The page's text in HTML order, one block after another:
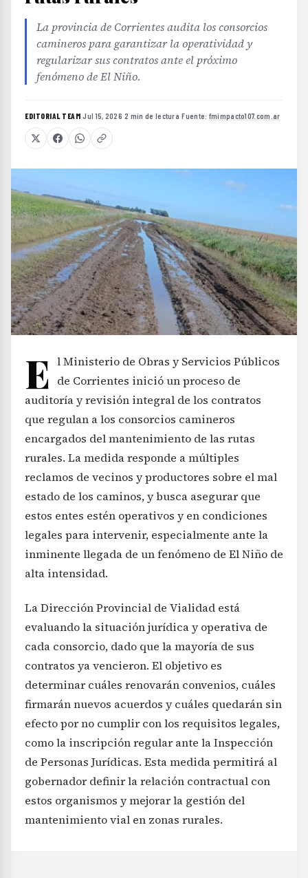
La provincia de Corrientes audita los consorcios
camineros para garantizar la operatividad y
regularizar sus contratos ante el próximo
fenómeno de El Niño.
EDITORIAL TEAM·Jul 15, 2026·2 min de lectura·Fuente: fmimpacto107.com.ar
E l Ministerio de Obras y Servicios Públicos
de Corrientes inició un proceso de
auditoría y revisión integral de los contratos
que regulan a los consorcios camineros
encargados del mantenimiento de las rutas
rurales. La medida responde a múltiples
reclamos de vecinos y productores sobre el mal
estado de los caminos, y busca asegurar que
estos entes estén operativos y en condiciones
legales para intervenir, especialmente ante la
inminente llegada de un fenómeno de El Niño de
alta intensidad.
La Dirección Provincial de Vialidad está
evaluando la situación jurídica y operativa de
cada consorcio, dado que la mayoría de sus
contratos ya vencieron. El objetivo es
determinar cuáles renovarán convenios, cuáles
firmarán nuevos acuerdos y cuáles quedarán sin
efecto por no cumplir con los requisitos legales,
como la inscripción regular ante la Inspección
de Personas Jurídicas. Esta medida permitirá al
gobernador definir la relación contractual con
estos organismos y mejorar la gestión del
mantenimiento vial en zonas rurales.